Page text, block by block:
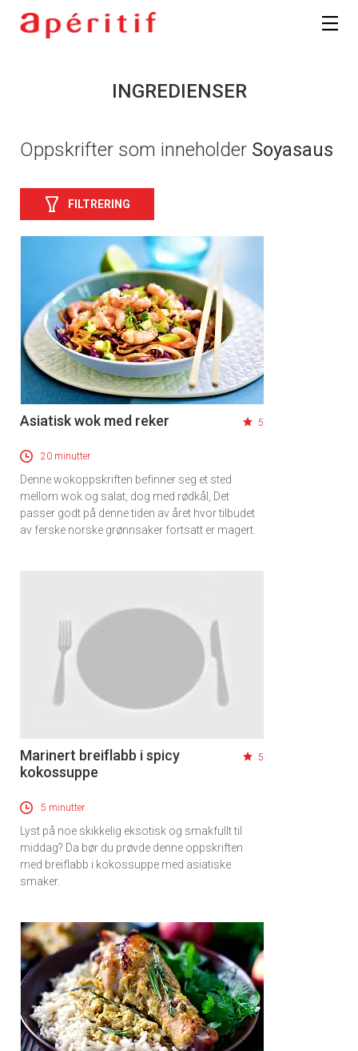
INGREDIENSER
Oppskrifter som inneholder Soyasaus
FILTRERING
Asiatisk wok med reker 5
20 minutter
Denne wokoppskriften befinner seg et sted
mellom wok og salat, dog med rødkål, Det
passer godt på denne tiden av året hvor tilbudet
av ferske norske grønnsaker fortsatt er magert.
Marinert breiflabb i spicy
kokossuppe
5
5 minutter
Lyst på noe skikkelig eksotisk og smakfullt til
middag? Da bør du prøvde denne oppskriften
med breiflabb i kokossuppe med asiatiske
smaker.